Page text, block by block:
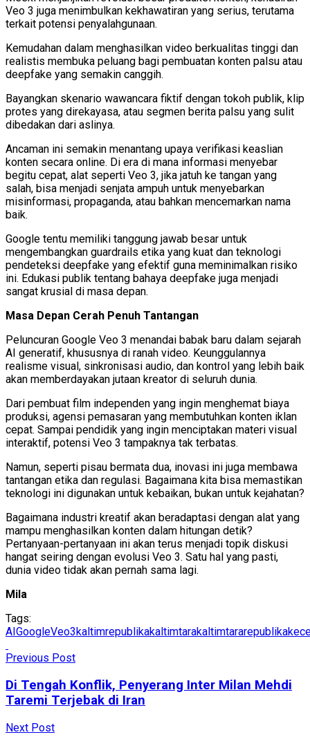
Veo 3 juga menimbulkan kekhawatiran yang serius, terutama
terkait potensi penyalahgunaan.
Kemudahan dalam menghasilkan video berkualitas tinggi dan
realistis membuka peluang bagi pembuatan konten palsu atau
deepfake yang semakin canggih.
Bayangkan skenario wawancara fiktif dengan tokoh publik, klip
protes yang direkayasa, atau segmen berita palsu yang sulit
dibedakan dari aslinya.
Ancaman ini semakin menantang upaya verifikasi keaslian
konten secara online. Di era di mana informasi menyebar
begitu cepat, alat seperti Veo 3, jika jatuh ke tangan yang
salah, bisa menjadi senjata ampuh untuk menyebarkan
misinformasi, propaganda, atau bahkan mencemarkan nama
baik.
Google tentu memiliki tanggung jawab besar untuk
mengembangkan guardrails etika yang kuat dan teknologi
pendeteksi deepfake yang efektif guna meminimalkan risiko
ini. Edukasi publik tentang bahaya deepfake juga menjadi
sangat krusial di masa depan.
Masa Depan Cerah Penuh Tantangan
Peluncuran Google Veo 3 menandai babak baru dalam sejarah
AI generatif, khususnya di ranah video. Keunggulannya
realisme visual, sinkronisasi audio, dan kontrol yang lebih baik
akan memberdayakan jutaan kreator di seluruh dunia.
Dari pembuat film independen yang ingin menghemat biaya
produksi, agensi pemasaran yang membutuhkan konten iklan
cepat. Sampai pendidik yang ingin menciptakan materi visual
interaktif, potensi Veo 3 tampaknya tak terbatas.
Namun, seperti pisau bermata dua, inovasi ini juga membawa
tantangan etika dan regulasi. Bagaimana kita bisa memastikan
teknologi ini digunakan untuk kebaikan, bukan untuk kejahatan?
Bagaimana industri kreatif akan beradaptasi dengan alat yang
mampu menghasilkan konten dalam hitungan detik?
Pertanyaan-pertanyaan ini akan terus menjadi topik diskusi
hangat seiring dengan evolusi Veo 3. Satu hal yang pasti,
dunia video tidak akan pernah sama lagi.
Mila
Tags:
AI GoogleVeo3 kaltimrepublikakaltimtarakaltimtararepublika
Previous Post
Di Tengah Konflik, Penyerang Inter Milan Mehdi
Taremi Terjebak di Iran
Next Post